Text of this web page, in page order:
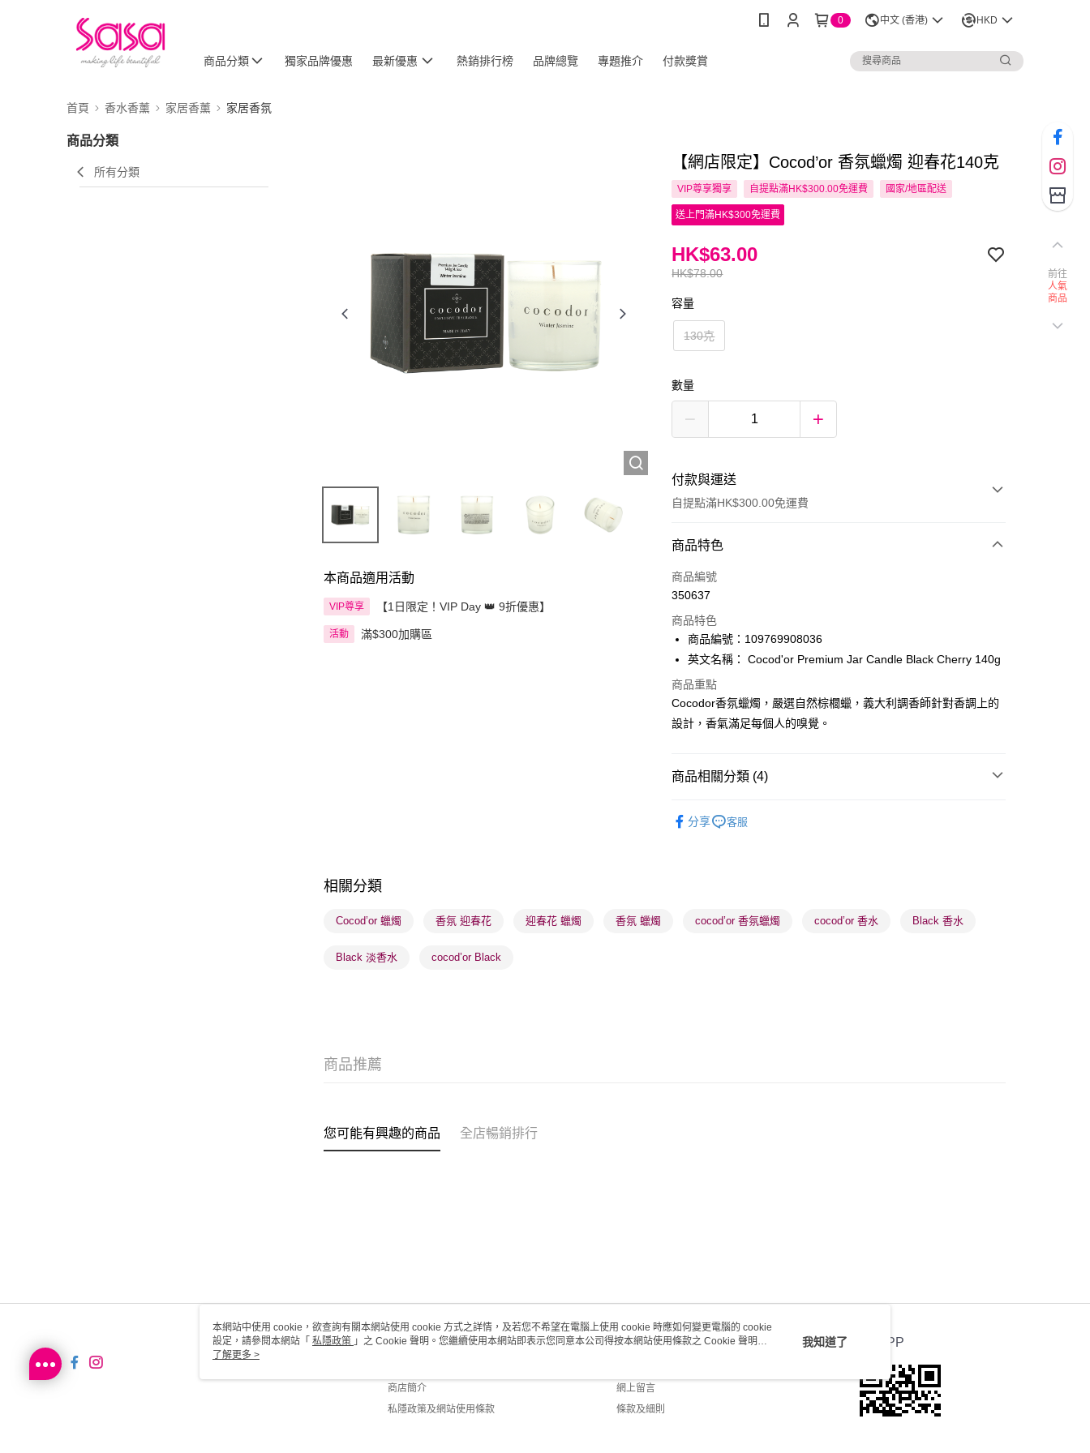
0 中文 (香港) HKD
商品分類 獨家品牌優惠 最新優惠 熱銷排行榜 品牌總覽 專題推介 付款獎賞
首頁 香水香薰 家居香薰 家居香氛
商品分類
所有分類
本商品適用活動
VIP尊享 【1日限定！VIP Day 👑 9折優惠】
活動 滿$300加購區
【網店限定】Cocod’or 香氛蠟燭 迎春花140克
VIP尊享獨享 自提點滿HK$300.00免運費 國家/地區配送
送上門滿HK$300免運費
HK$78.00
HK$63.00
容量
130克
數量
付款與運送
自提點滿HK$300.00免運費
付款方式
信用卡
AlipayHK
PayMe
WeChat Pay
BoC Pay
送貨方式
每筆HK$65.00，滿HK$300.00或以上免運費
物流公司進行物流配送
商品特色
商品編號
350637
商品特色
商品編號：109769908036
英文名稱： Cocod'or Premium Jar Candle Black Cherry 140g
商品重點
Cocodor香氛蠟燭，嚴選自然棕櫚蠟，義大利調香師針對香調上的
設計，香氣滿足每個人的嗅覺。
商品相關分類 (4)
分享 客服
相關分類
Cocod’or 蠟燭 香氛 迎春花 迎春花 蠟燭 香氛 蠟燭 cocod’or 香氛蠟燭 cocod’or 香水 Black 香水
Black 淡香水 cocod’or Black
商品推薦
您可能有興趣的商品 全店暢銷排行
關於我們
商店簡介
私隱政策及網站使用條款
客戶服務
網上留言
條款及細則
官方APP
前往
人氣
商品
本網站中使用 cookie，欲查詢有關本網站使用 cookie 方式之詳情，及若您不希望在電腦上使用 cookie 時應如何變更電腦的 cookie
設定，請參閱本網站「 私隱政策 」之 Cookie 聲明。您繼續使用本網站即表示您同意本公司得按本網站使用條款之 Cookie 聲明使
用 cookie。
了解更多 >
我知道了